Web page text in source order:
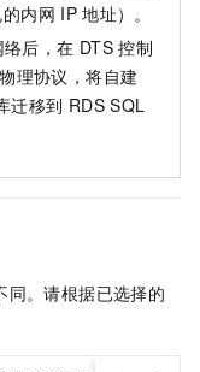
内网 IP 地址）。
后，在 DTS 控制
理协议，将自建
迁移到 RDS SQL
同。请根据已选择的